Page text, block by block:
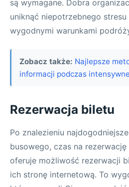
są wymagane. Dobra
uniknąć niepotrzebnego
wygodnymi warunkami
Zobacz także: Najlepsze
informacji podczas
Rezerwacja biletu
Po znalezieniu
busowego, czas na
oferuje możliwość rezerwacji
ich stronę internetową. To